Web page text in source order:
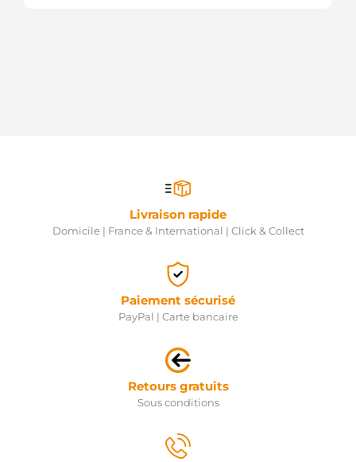
Livraison rapide
Domicile | France & International | Click & Collect
Paiement sécurisé
PayPal | Carte bancaire
Retours gratuits
Sous conditions